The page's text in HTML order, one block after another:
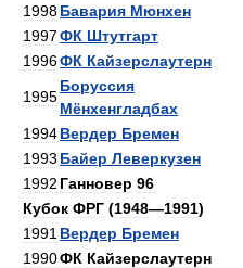
1998Бавария Мюнхен
1997ФК Штутгарт
1996ФК Кайзерслаутерн
1995
Боруссия
Мёнхенгладбах
1994Вердер Бремен
1993 Байер Леверкузен
1992 Ганновер 96
Кубок ФРГ (1948—1991)
1991 Вердер Бремен
1990ФК Кайзерслаутерн